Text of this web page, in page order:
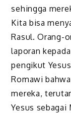
sehingga
Kita bisa
Rasul. Orang-
laporan
pengikut
Romawi
mereka,
Yesus sebagai